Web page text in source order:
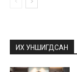
ИХ УНШИГДСАН